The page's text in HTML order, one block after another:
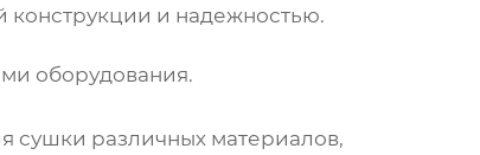
конструкции и надежностью.
оборудования.
сушки различных материалов,